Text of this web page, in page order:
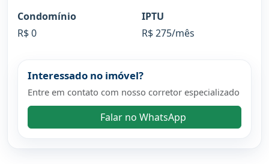
Condomínio
R$ 0
IPTU
R$ 275/mês
Interessado no imóvel?
Entre em contato com nosso corretor especializado
Falar no WhatsApp